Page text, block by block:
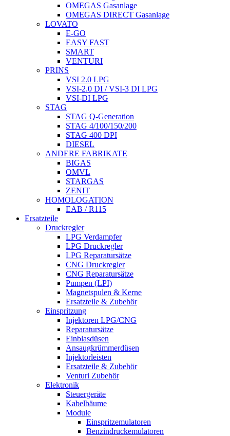
OMEGAS Gasanlage
OMEGAS DIRECT Gasanlage
LOVATO
E-GO
EASY FAST
SMART
VENTURI
PRINS
VSI 2.0 LPG
VSI-2.0 DI / VSI-3 DI LPG
VSI-DI LPG
STAG
STAG Q-Generation
STAG 4/100/150/200
STAG 400 DPI
DIESEL
ANDERE FABRIKATE
BIGAS
OMVL
STARGAS
ZENIT
HOMOLOGATION
EAB / R115
Ersatzteile
Druckregler
LPG Verdampfer
LPG Druckregler
LPG Reparatursätze
CNG Druckregler
CNG Reparatursätze
Pumpen (LPI)
Magnetspulen & Kerne
Ersatzteile & Zubehör
Einspritzung
Injektoren LPG/CNG
Reparatursätze
Einblasdüsen
Ansaugkrümmerdüsen
Injektorleisten
Ersatzteile & Zubehör
Venturi Zubehör
Elektronik
Steuergeräte
Kabelbäume
Module
Einspritzemulatoren
Benzindruckemulatoren